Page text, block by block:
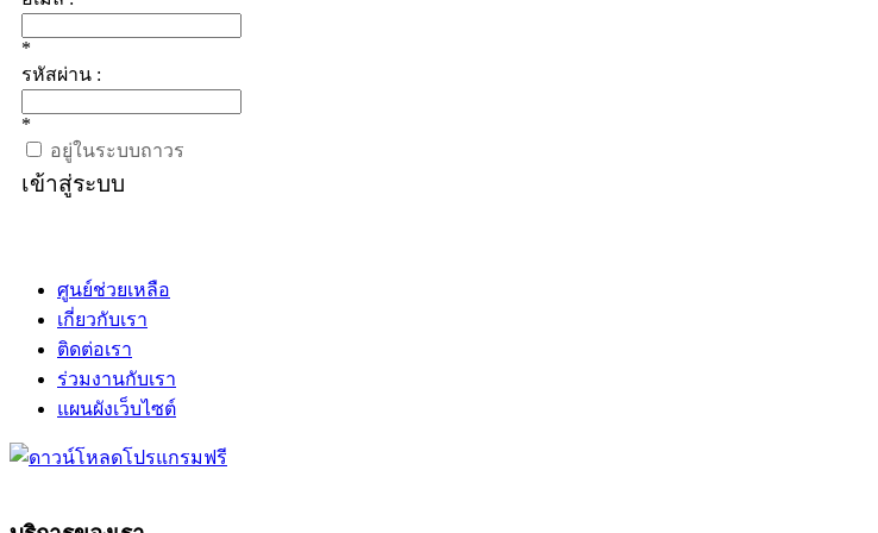
*
รหัสผ่าน :
*
อยู่ในระบบถาวร
เข้าสู่ระบบ
ศูนย์ช่วยเหลือ
เกี่ยวกับเรา
ติดต่อเรา
ร่วมงานกับเรา
แผนผังเว็บไซต์